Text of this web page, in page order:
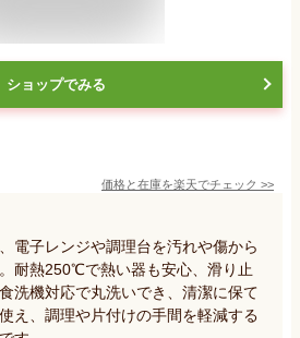
ショップでみる
価格と在庫を楽天でチェック >>
電子レンジや調理台を汚れや傷から
耐熱250℃で熱い器も安心、滑り止
洗機対応で丸洗いでき、清潔に保て
え、調理や片付けの手間を軽減する